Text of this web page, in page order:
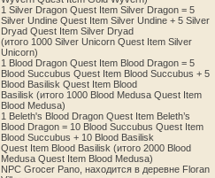
1 Silver Dragon Quest Item Silver Dragon = 5
Silver Undine Quest Item Silver Undine + 5 Silver
Dryad Quest Item Silver Dryad
(итого 1000 Silver Unicorn Quest Item Silver
Unicorn)
1 Blood Dragon Quest Item Blood Dragon = 5
Blood Succubus Quest Item Blood Succubus + 5
Blood Basilisk Quest Item Blood
Basilisk (итого 1000 Blood Medusa Quest Item
Blood Medusa)
1 Beleth's Blood Dragon Quest Item Beleth’s
Blood Dragon = 10 Blood Succubus Quest Item
Blood Succubus + 10 Blood Basilisk
Quest Item Blood Basilisk (итого 2000 Blood
Medusa Quest Item Blood Medusa)
NPC Grocer Pano, находится в деревне Floran